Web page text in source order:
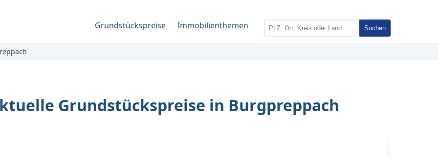
Grundstückspreise Immobilienthemen Suchen
Grundstückspreise in Burgpreppach